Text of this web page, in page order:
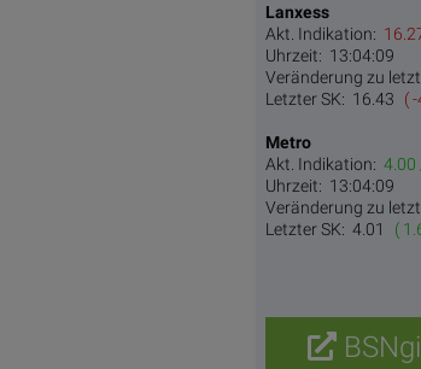
Lanxess
Akt. Indikation:
Uhrzeit: 13:04:09
Veränderung zu
Letzter SK: 16.43 (
Metro
Akt. Indikation: 4.00
Uhrzeit: 13:04:09
Veränderung zu
Letzter SK: 4.01 (